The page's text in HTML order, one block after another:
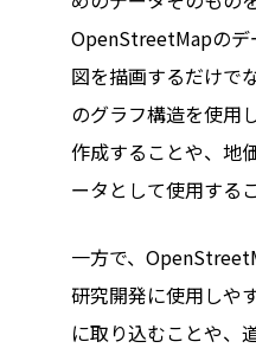
OpenStreetMapのデ
図を描画するだけで
のグラフ構造を使用
作成することや、地
ータとして使用する
一方で、
研究開発に使用しや
に取り込むことや、